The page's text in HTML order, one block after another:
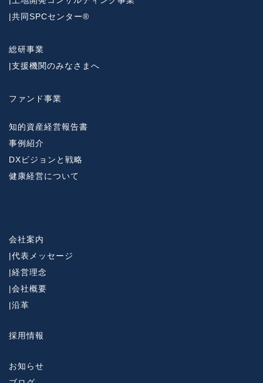
|共同SPCセンター®
総研事業
|支援機関のみなさまへ
ファンド事業
知的資産経営報告書
事例紹介
DXビジョンと戦略
健康経営について
会社案内
|代表メッセージ
|経営理念
|会社概要
|沿革
採用情報
お知らせ